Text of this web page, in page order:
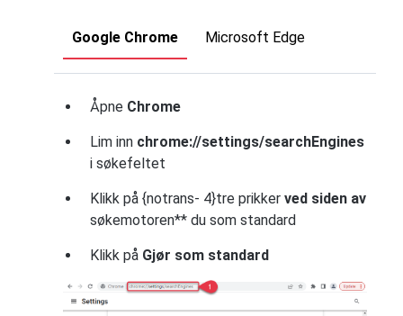
Google Chrome Microsoft Edge
Åpne Chrome
Lim inn chrome://settings/searchEngines
i søkefeltet
Klikk på {notrans- 4}tre prikker ved siden av
søkemotoren** du som standard
Klikk på Gjør som standard